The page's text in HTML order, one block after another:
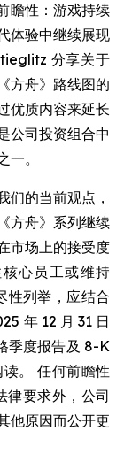
瞻性：游戏持续
体验中继续展现
分享关于
方舟》路线图的
优质内容来延长
公司投资组合中
。
们的当前观点，
方舟》系列继续
市场上的接受度
心员工或维持
性列举，应结合
年 12 月 31 日
季度报告及 8-K
。 任何前瞻性
律要求外，公司
他原因而公开更